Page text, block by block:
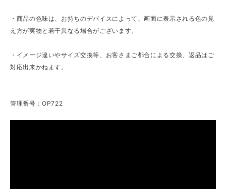
・商品の色味は、お持ちのデバイスによって、画面に表示される色の見
え方が実物と若干異なる場合がございます。
・イメージ違いやサイズ交換等、お客さまご都合による交換、返品はご
対応出来かねます。
管理番号：OP722